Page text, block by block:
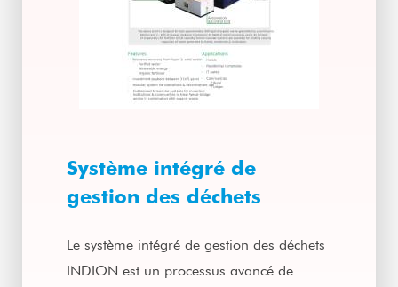
Système intégré de
gestion des déchets
Le système intégré de gestion des déchets
INDION est un processus avancé de